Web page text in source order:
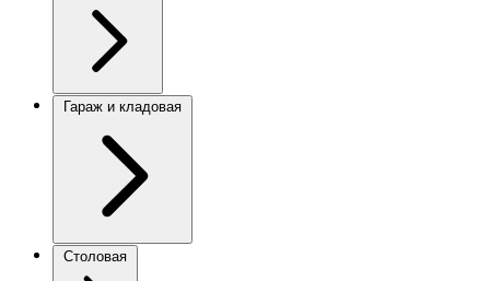
Гараж и кладовая
Столовая